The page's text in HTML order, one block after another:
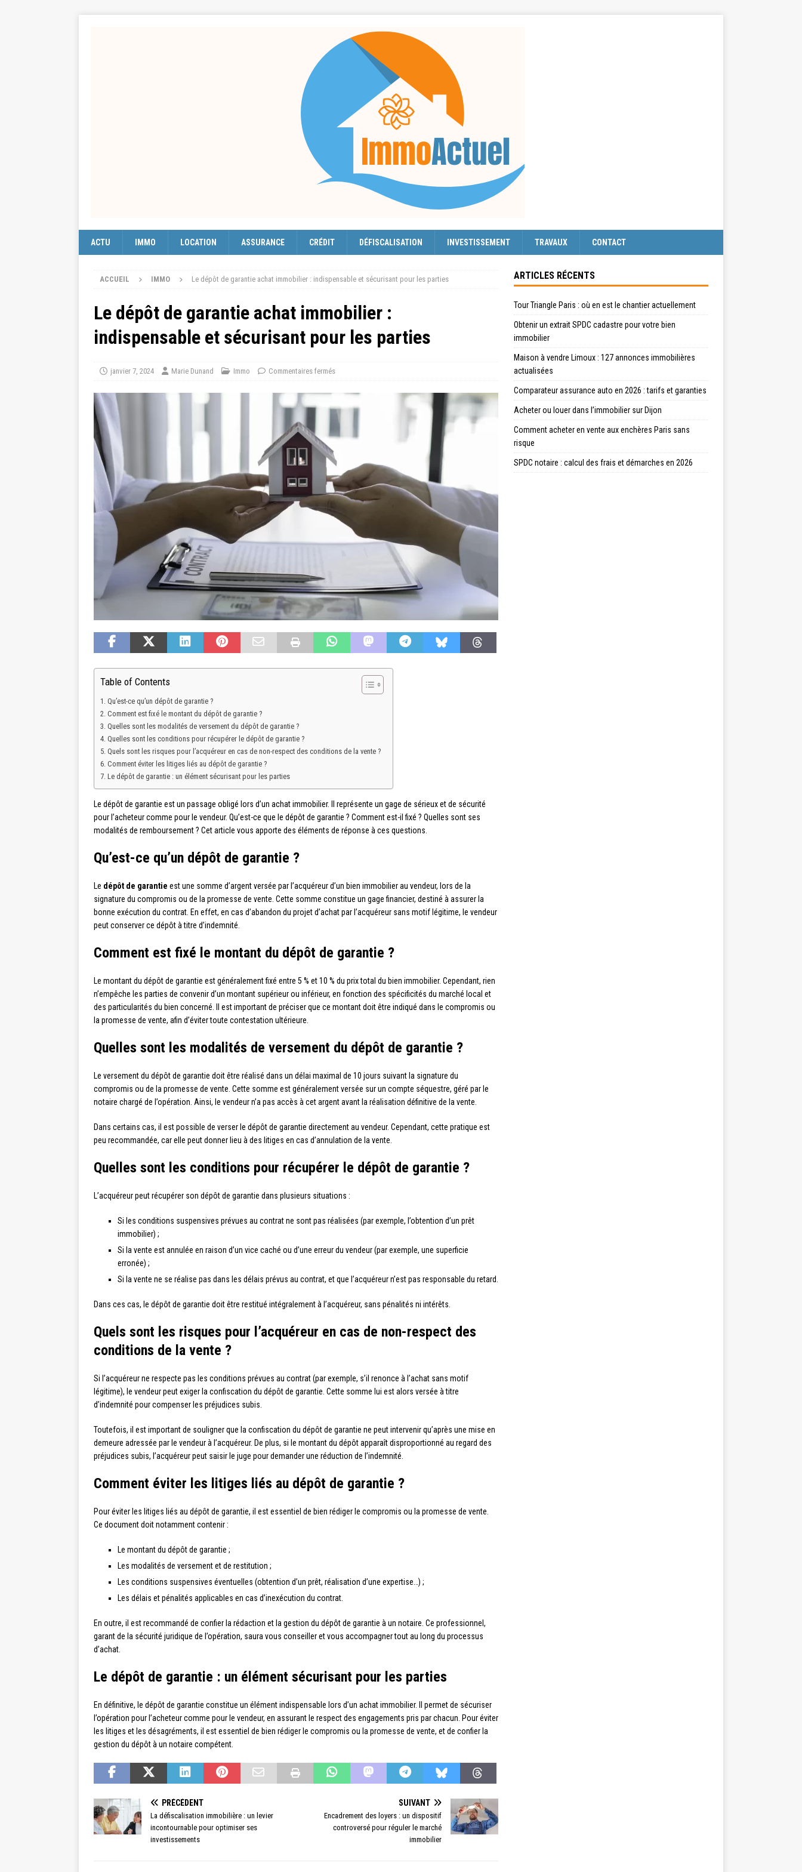
ACTU IMMO LOCATION ASSURANCE CRÉDIT DÉFISCALISATION INVESTISSEMENT TRAVAUX CONTACT
ACCUEIL IMMO Le dépôt de garantie achat immobilier : indispensable et sécurisant pour les parties
Le dépôt de garantie achat immobilier :
indispensable et sécurisant pour les parties
janvier 7, 2024 Marie Dunand Immo Commentaires fermés
Table of Contents
Qu’est-ce qu’un dépôt de garantie ?
Comment est fixé le montant du dépôt de garantie ?
Quelles sont les modalités de versement du dépôt de garantie ?
Quelles sont les conditions pour récupérer le dépôt de garantie ?
Quels sont les risques pour l’acquéreur en cas de non-respect des conditions de la vente ?
Comment éviter les litiges liés au dépôt de garantie ?
Le dépôt de garantie : un élément sécurisant pour les parties
Le dépôt de garantie est un passage obligé lors d’un achat immobilier. Il représente un gage de sérieux et de sécurité
pour l’acheteur comme pour le vendeur. Qu’est-ce que le dépôt de garantie ? Comment est-il fixé ? Quelles sont ses
modalités de remboursement ? Cet article vous apporte des éléments de réponse à ces questions.
Qu’est-ce qu’un dépôt de garantie ?
Le dépôt de garantie est une somme d’argent versée par l’acquéreur d’un bien immobilier au vendeur, lors de la
signature du compromis ou de la promesse de vente. Cette somme constitue un gage financier, destiné à assurer la
bonne exécution du contrat. En effet, en cas d’abandon du projet d’achat par l’acquéreur sans motif légitime, le vendeur
peut conserver ce dépôt à titre d’indemnité.
Comment est fixé le montant du dépôt de garantie ?
Le montant du dépôt de garantie est généralement fixé entre 5 % et 10 % du prix total du bien immobilier. Cependant, rien
n’empêche les parties de convenir d’un montant supérieur ou inférieur, en fonction des spécificités du marché local et
des particularités du bien concerné. Il est important de préciser que ce montant doit être indiqué dans le compromis ou
la promesse de vente, afin d’éviter toute contestation ultérieure.
Quelles sont les modalités de versement du dépôt de garantie ?
Le versement du dépôt de garantie doit être réalisé dans un délai maximal de 10 jours suivant la signature du
compromis ou de la promesse de vente. Cette somme est généralement versée sur un compte séquestre, géré par le
notaire chargé de l’opération. Ainsi, le vendeur n’a pas accès à cet argent avant la réalisation définitive de la vente.
Dans certains cas, il est possible de verser le dépôt de garantie directement au vendeur. Cependant, cette pratique est
peu recommandée, car elle peut donner lieu à des litiges en cas d’annulation de la vente.
Quelles sont les conditions pour récupérer le dépôt de garantie ?
L’acquéreur peut récupérer son dépôt de garantie dans plusieurs situations :
Si les conditions suspensives prévues au contrat ne sont pas réalisées (par exemple, l’obtention d’un prêt
immobilier) ;
Si la vente est annulée en raison d’un vice caché ou d’une erreur du vendeur (par exemple, une superficie
erronée) ;
Si la vente ne se réalise pas dans les délais prévus au contrat, et que l’acquéreur n’est pas responsable du retard.
Dans ces cas, le dépôt de garantie doit être restitué intégralement à l’acquéreur, sans pénalités ni intérêts.
Quels sont les risques pour l’acquéreur en cas de non-respect des
conditions de la vente ?
Si l’acquéreur ne respecte pas les conditions prévues au contrat (par exemple, s’il renonce à l’achat sans motif
légitime), le vendeur peut exiger la confiscation du dépôt de garantie. Cette somme lui est alors versée à titre
d’indemnité pour compenser les préjudices subis.
Toutefois, il est important de souligner que la confiscation du dépôt de garantie ne peut intervenir qu’après une mise en
demeure adressée par le vendeur à l’acquéreur. De plus, si le montant du dépôt apparaît disproportionné au regard des
préjudices subis, l’acquéreur peut saisir le juge pour demander une réduction de l’indemnité.
Comment éviter les litiges liés au dépôt de garantie ?
Pour éviter les litiges liés au dépôt de garantie, il est essentiel de bien rédiger le compromis ou la promesse de vente.
Ce document doit notamment contenir :
Le montant du dépôt de garantie ;
Les modalités de versement et de restitution ;
Les conditions suspensives éventuelles (obtention d’un prêt, réalisation d’une expertise…) ;
Les délais et pénalités applicables en cas d’inexécution du contrat.
En outre, il est recommandé de confier la rédaction et la gestion du dépôt de garantie à un notaire. Ce professionnel,
garant de la sécurité juridique de l’opération, saura vous conseiller et vous accompagner tout au long du processus
d’achat.
Le dépôt de garantie : un élément sécurisant pour les parties
En définitive, le dépôt de garantie constitue un élément indispensable lors d’un achat immobilier. Il permet de sécuriser
l’opération pour l’acheteur comme pour le vendeur, en assurant le respect des engagements pris par chacun. Pour éviter
les litiges et les désagréments, il est essentiel de bien rédiger le compromis ou la promesse de vente, et de confier la
gestion du dépôt à un notaire compétent.
PRÉCÉDENT
La défiscalisation immobilière : un levier
incontournable pour optimiser ses
investissements
SUIVANT
Encadrement des loyers : un dispositif
controversé pour réguler le marché
immobilier
ARTICLES RÉCENTS
Tour Triangle Paris : où en est le chantier actuellement
Obtenir un extrait SPDC cadastre pour votre bien
immobilier
Maison à vendre Limoux : 127 annonces immobilières
actualisées
Comparateur assurance auto en 2026 : tarifs et garanties
Acheter ou louer dans l’immobilier sur Dijon
Comment acheter en vente aux enchères Paris sans
risque
SPDC notaire : calcul des frais et démarches en 2026